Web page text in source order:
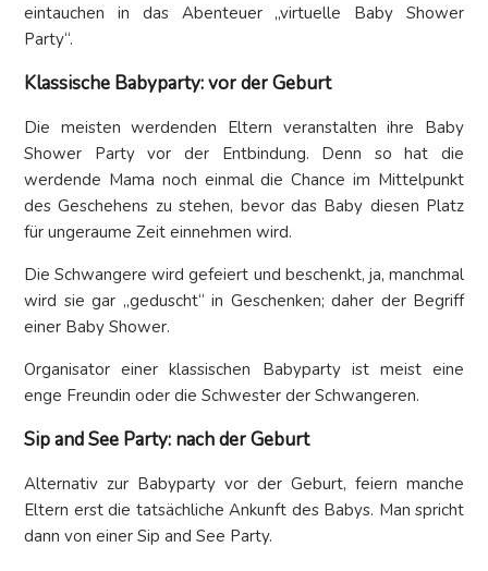
eintauchen in das Abenteuer „virtuelle Baby Shower
Party“.
Klassische Babyparty: vor der Geburt
Die meisten werdenden Eltern veranstalten ihre Baby
Shower Party vor der Entbindung. Denn so hat die
werdende Mama noch einmal die Chance im Mittelpunkt
des Geschehens zu stehen, bevor das Baby diesen Platz
für ungeraume Zeit einnehmen wird.
Die Schwangere wird gefeiert und beschenkt, ja, manchmal
wird sie gar „geduscht“ in Geschenken; daher der Begriff
einer Baby Shower.
Organisator einer klassischen Babyparty ist meist eine
enge Freundin oder die Schwester der Schwangeren.
Sip and See Party: nach der Geburt
Alternativ zur Babyparty vor der Geburt, feiern manche
Eltern erst die tatsächliche Ankunft des Babys. Man spricht
dann von einer Sip and See Party.